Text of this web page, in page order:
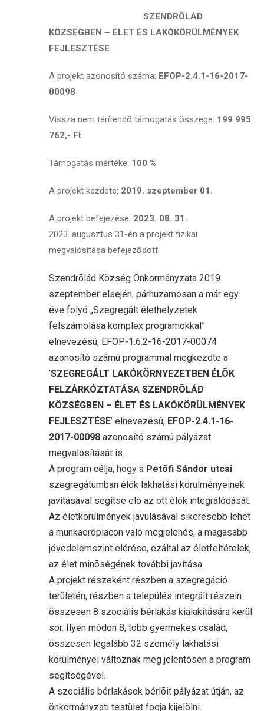
SZENDRÕLÁD
KÖZSÉGBEN – ÉLET ÉS LAKÓKÖRÜLMÉNYEK
FEJLESZTÉSE
A projekt azonosító száma: EFOP-2.4.1-16-2017-
00098
Vissza nem térítendõ támogatás összege: 199 995
762,- Ft
Támogatás mértéke: 100 %
A projekt kezdete: 2019. szeptember 01.
A projekt befejezése: 2023. 08. 31.
2023. augusztus 31-én a projekt fizikai
megvalósítása befejeződött
Szendrõlád Község Önkormányzata 2019.
szeptember elsején, párhuzamosan a már egy
éve folyó „Szegregált élethelyzetek
felszámolása komplex programokkal”
elnevezésû, EFOP-1.6.2-16-2017-00074
azonosító számú programmal megkezdte a
’SZEGREGÁLT LAKÓKÖRNYEZETBEN ÉLÕK
FELZÁRKÓZTATÁSA SZENDRÕLÁD
KÖZSÉGBEN – ÉLET ÉS LAKÓKÖRÜLMÉNYEK
FEJLESZTÉSE’ elnevezésû, EFOP-2.4.1-16-
2017-00098 azonosító számú pályázat
megvalósítását is.
A program célja, hogy a Petõfi Sándor utcai
szegregátumban élõk lakhatási körülményeinek
javításával segítse elõ az ott élõk integrálódását.
Az életkörülmények javulásával sikeresebb lehet
a munkaerõpiacon való megjelenés, a magasabb
jövedelemszint elérése, ezáltal az életfeltételek,
az élet minõségének további javítása.
A projekt részeként részben a szegregáció
területén, részben a település integrált részein
összesen 8 szociális bérlakás kialakítására kerül
sor. Ilyen módon 8, több gyermekes család,
összesen legalább 32 személy lakhatási
körülményei változnak meg jelentõsen a program
segítségével.
A szociális bérlakások bérlõit pályázat útján, az
önkormányzati testület fogja kijelölni.